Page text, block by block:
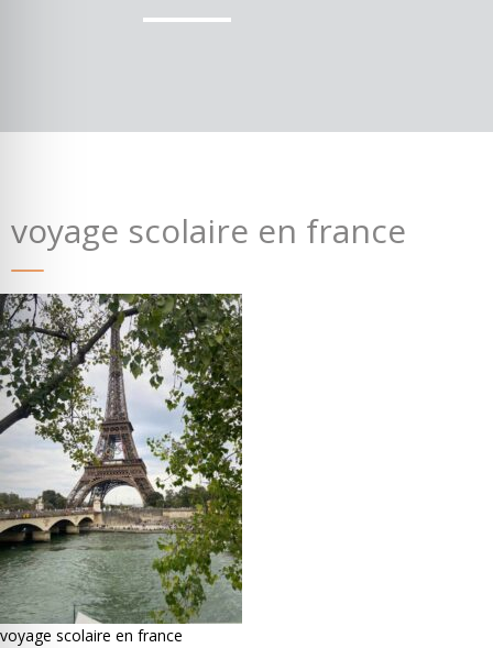
voyage scolaire en france
voyage scolaire en france